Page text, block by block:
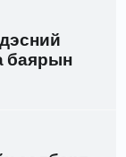
баярын